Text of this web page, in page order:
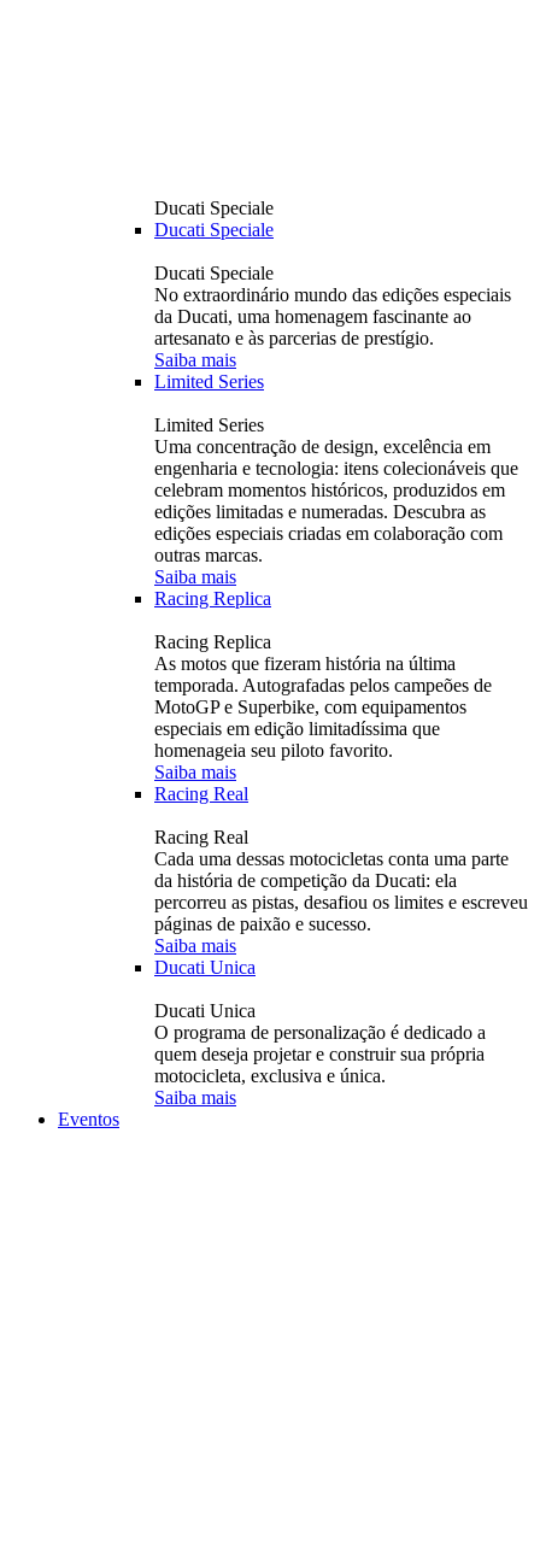
Ducati Speciale
Ducati Speciale
Ducati Speciale
No extraordinário mundo das edições especiais
da Ducati, uma homenagem fascinante ao
artesanato e às parcerias de prestígio.
Saiba mais
Limited Series
Limited Series
Uma concentração de design, excelência em
engenharia e tecnologia: itens colecionáveis ​​que
celebram momentos históricos, produzidos em
edições limitadas e numeradas. Descubra as
edições especiais criadas em colaboração com
outras marcas.
Saiba mais
Racing Replica
Racing Replica
As motos que fizeram história na última
temporada. Autografadas pelos campeões de
MotoGP e Superbike, com equipamentos
especiais em edição limitadíssima que
homenageia seu piloto favorito.
Saiba mais
Racing Real
Racing Real
Cada uma dessas motocicletas conta uma parte
da história de competição da Ducati: ela
percorreu as pistas, desafiou os limites e escreveu
páginas de paixão e sucesso.
Saiba mais
Ducati Unica
Ducati Unica
O programa de personalização é dedicado a
quem deseja projetar e construir sua própria
motocicleta, exclusiva e única.
Saiba mais
Eventos